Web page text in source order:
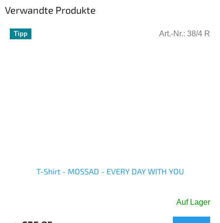
Verwandte Produkte
Tipp
T-Shirt - MOSSAD - EVERY DAY WITH YOU
Auf Lager
Art.-Nr.: 38/4 R